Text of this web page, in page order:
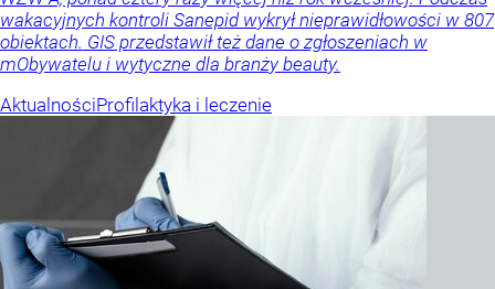
wakacyjnych kontroli Sanepid wykrył nieprawidłowości w 807
obiektach. GIS przedstawił też dane o zgłoszeniach w
mObywatelu i wytyczne dla branży beauty.
AktualnościProfilaktyka i leczenie